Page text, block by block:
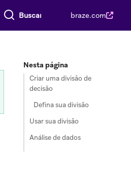
Buscar tudo braze.com
Nesta página
Criar uma divisão de
decisão
Defina sua divisão
Usar sua divisão
Análise de dados